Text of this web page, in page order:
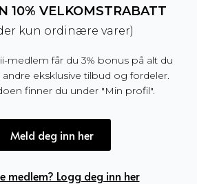
10% VELKOMSTRABATT
kun ordinære varer)
medlem får du 3% bonus på alt du
andre eksklusive tilbud og fordeler.
finner du under "Min profil".
Meld deg inn her
medlem? Logg deg inn her